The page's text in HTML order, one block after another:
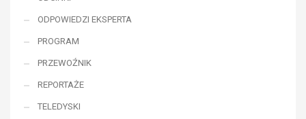
ODPOWIEDZI EKSPERTA
PROGRAM
PRZEWOŹNIK
REPORTAŻE
TELEDYSKI